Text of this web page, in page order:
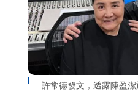
許常德發文，透露陳盈